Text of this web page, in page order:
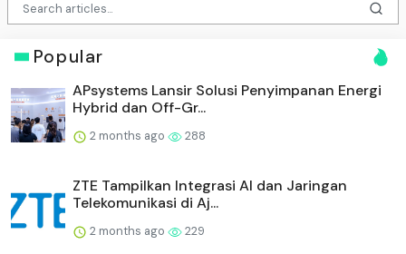
Popular
APsystems Lansir Solusi Penyimpanan Energi
Hybrid dan Off-Gr...
2 months ago 288
ZTE Tampilkan Integrasi AI dan Jaringan
Telekomunikasi di Aj...
2 months ago 229